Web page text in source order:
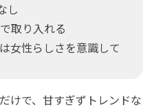
し
取り入れる
女性らしさを意識して
けで、甘すぎずトレンドな